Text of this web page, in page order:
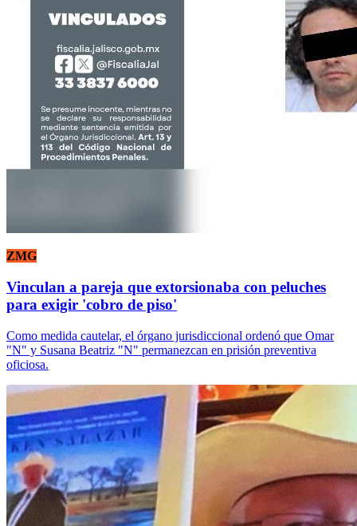
ZMG
Vinculan a pareja que extorsionaba con peluches
para exigir 'cobro de piso'
Como medida cautelar, el órgano jurisdiccional ordenó que Omar
"N" y Susana Beatriz "N" permanezcan en prisión preventiva
oficiosa.